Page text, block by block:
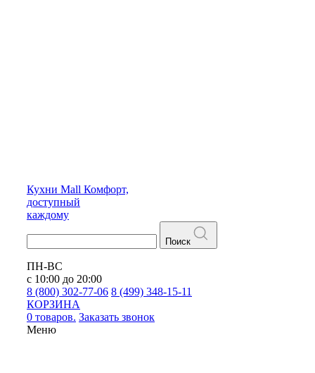
Кухни Mall Комфорт,
доступный
каждому
Поиск
ПН-ВС
с 10:00 до 20:00
8 (800) 302-77-06 8 (499) 348-15-11
КОРЗИНА
0 товаров. Заказать звонок
Меню